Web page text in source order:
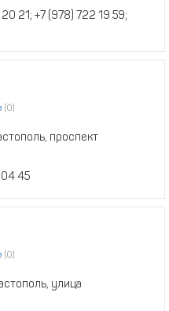
21; +7 (978) 722 19 59;
(0)
проспект
45
(0)
улица